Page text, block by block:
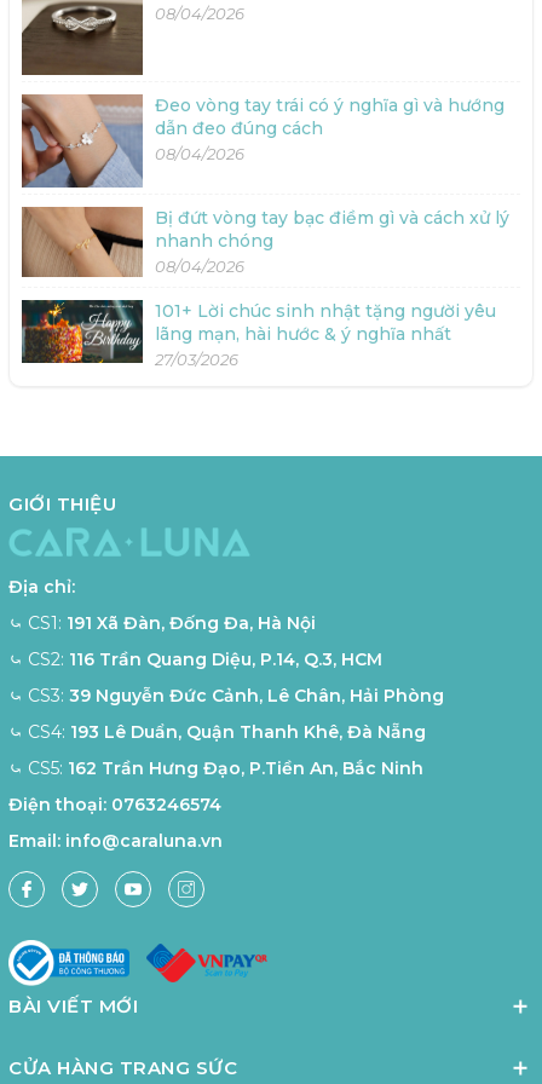
08/04/2026
Đeo vòng tay trái có ý nghĩa gì và hướng
dẫn đeo đúng cách
08/04/2026
Bị đứt vòng tay bạc điềm gì và cách xử lý
nhanh chóng
08/04/2026
101+ Lời chúc sinh nhật tặng người yêu
lãng mạn, hài hước & ý nghĩa nhất
27/03/2026
GIỚI THIỆU
Địa chỉ:
⤿ CS1: 191 Xã Đàn, Đống Đa, Hà Nội
⤿ CS2: 116 Trần Quang Diệu, P.14, Q.3, HCM
⤿ CS3: 39 Nguyễn Đức Cảnh, Lê Chân, Hải Phòng
⤿ CS4: 193 Lê Duẩn, Quận Thanh Khê, Đà Nẵng
⤿ CS5: 162 Trần Hưng Đạo, P.Tiền An, Bắc Ninh
Điện thoại: 0763246574
Email: info@caraluna.vn
BÀI VIẾT MỚI
CỬA HÀNG TRANG SỨC